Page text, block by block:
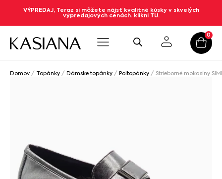
VÝPREDAJ, Teraz si môžete nájsť kvalitné kúsky v skvelých
výpredajových cenách. klikni TU.
0
Domov / Topánky / Dámske topánky / Poltopánky / Strieborné mokasíny